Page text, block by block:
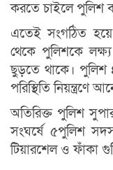
করতে চাইলে পুলিশ
এতেই সংগঠিত
থেকে পুলিশকে
ছুড়তে থাকে। পুলিশ
পরিস্থিতি নিয়ন্ত্রণে
অতিরিক্ত পুলিশ
সংঘর্ষে ৫পুলিশ
টিয়ারশেল ও ফাঁকা